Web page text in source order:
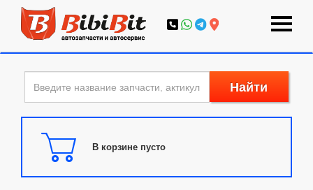
Найти
В корзине пусто